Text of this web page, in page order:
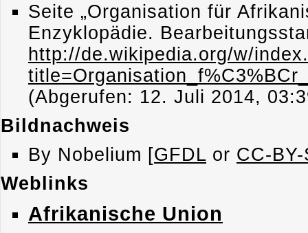
Seite „Organisation für
Enzyklopädie.
http://de.wikipedia.org/w/
(Abgerufen: 12. Juli 2014,
Bildnachweis
By Nobelium [GFDL or CC-
Weblinks
Afrikanische Union